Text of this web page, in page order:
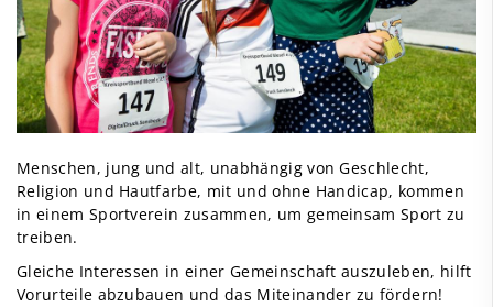
Menschen, jung und alt, unabhängig von Geschlecht,
Religion und Hautfarbe, mit und ohne Handicap, kommen
in einem Sportverein zusammen, um gemeinsam Sport zu
treiben.
Gleiche Interessen in einer Gemeinschaft auszuleben, hilft
Vorurteile abzubauen und das Miteinander zu fördern!